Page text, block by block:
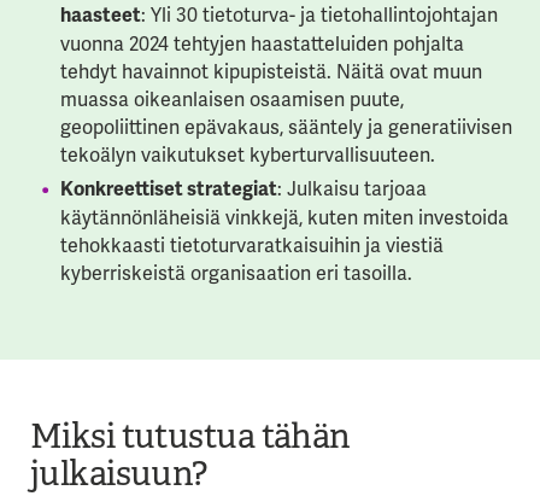
haasteet: Yli 30 tietoturva- ja tietohallintojohtajan
vuonna 2024 tehtyjen haastatteluiden pohjalta
tehdyt havainnot kipupisteistä. Näitä ovat muun
muassa oikeanlaisen osaamisen puute,
geopoliittinen epävakaus, sääntely ja generatiivisen
tekoälyn vaikutukset kyberturvallisuuteen.
Konkreettiset strategiat: Julkaisu tarjoaa
käytännönläheisiä vinkkejä, kuten miten investoida
tehokkaasti tietoturvaratkaisuihin ja viestiä
kyberriskeistä organisaation eri tasoilla.
Miksi tutustua tähän
julkaisuun?